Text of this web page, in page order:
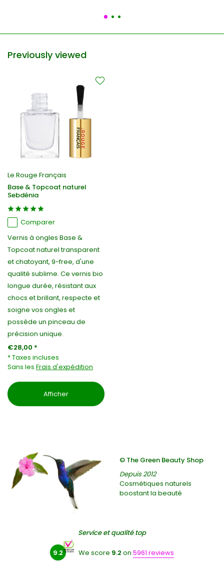
Previously viewed
Le Rouge Français
Base & Topcoat naturel
Sebdénia
Comparer
Vernis à ongles Base &
Topcoat naturel transparent
et chatoyant, 9-free, d'une
qualité sublime. Ce vernis bio
longue durée, résistant aux
chocs et brillant, respecte et
soigne vos ongles et
possède un pinceau de
précision unique.
€28,00 *
* Taxes incluses
Sans les Frais d'expédition
Afficher
© The Green Beauty Shop
Depuis 2012
Cosmétiques naturels
boostant la beauté
Service et qualité top
9.2 We score 9.2 on 5961 reviews